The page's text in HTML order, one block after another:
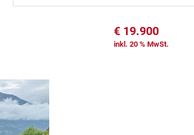
€ 19.900
inkl. 20 % MwSt.